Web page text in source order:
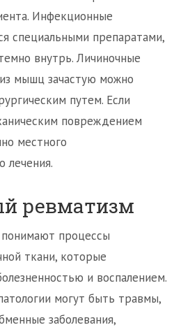
Инфекционные
специальными препаратами,
внутрь. Личиночные
мышц зачастую можно
путем. Если
повреждением
местного
лечения.
ревматизм
процессы
ткани, которые
и воспалением.
могут быть травмы,
заболевания,